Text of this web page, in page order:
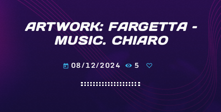
ARTWORK: FARGETTA –
MUSIC. CHIARO
today 08/12/2024 5